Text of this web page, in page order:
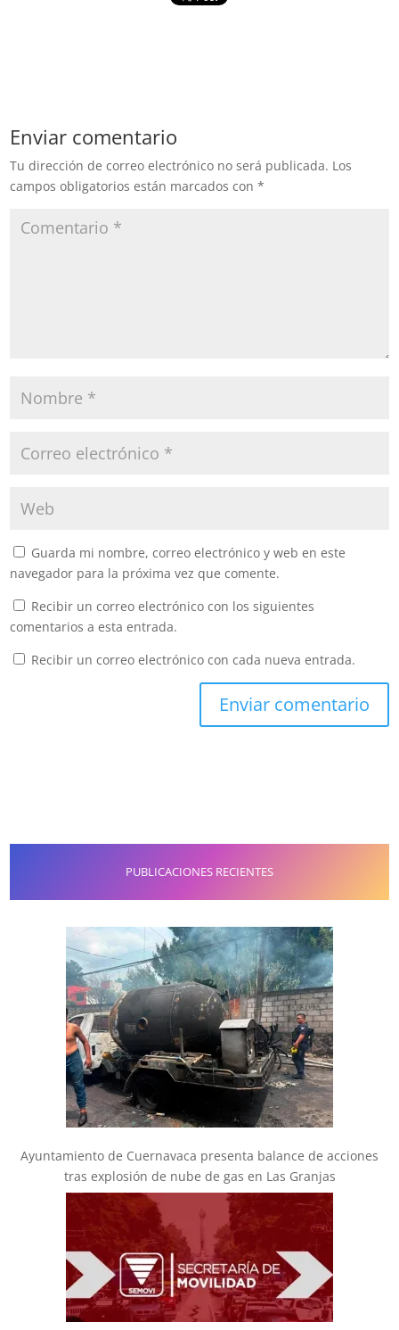
Enviar comentario
Tu dirección de correo electrónico no será publicada. Los
campos obligatorios están marcados con*
Guarda mi nombre, correo electrónico y web en este
navegador para la próxima vez que comente.
Recibir un correo electrónico con los siguientes
comentarios a esta entrada.
Recibir un correo electrónico con cada nueva entrada.
PUBLICACIONES RECIENTES
Ayuntamiento de Cuernavaca presenta balance de acciones
tras explosión de nube de gas en Las Granjas